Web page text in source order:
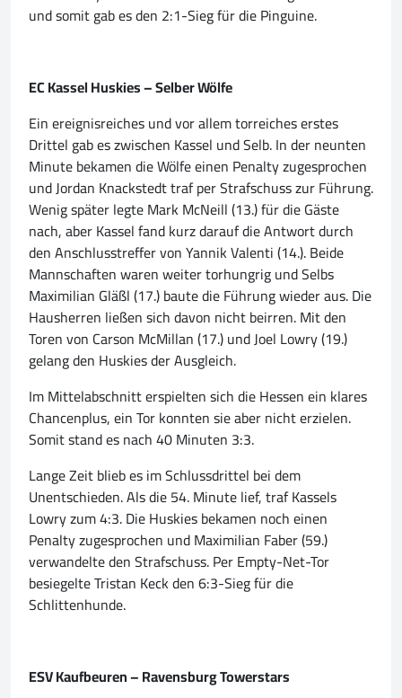
und somit gab es den 2:1-Sieg für die Pinguine.
EC Kassel Huskies – Selber Wölfe
Ein ereignisreiches und vor allem torreiches erstes
Drittel gab es zwischen Kassel und Selb. In der neunten
Minute bekamen die Wölfe einen Penalty zugesprochen
und Jordan Knackstedt traf per Strafschuss zur Führung.
Wenig später legte Mark McNeill (13.) für die Gäste
nach, aber Kassel fand kurz darauf die Antwort durch
den Anschlusstreffer von Yannik Valenti (14.). Beide
Mannschaften waren weiter torhungrig und Selbs
Maximilian Gläßl (17.) baute die Führung wieder aus. Die
Hausherren ließen sich davon nicht beirren. Mit den
Toren von Carson McMillan (17.) und Joel Lowry (19.)
gelang den Huskies der Ausgleich.
Im Mittelabschnitt erspielten sich die Hessen ein klares
Chancenplus, ein Tor konnten sie aber nicht erzielen.
Somit stand es nach 40 Minuten 3:3.
Lange Zeit blieb es im Schlussdrittel bei dem
Unentschieden. Als die 54. Minute lief, traf Kassels
Lowry zum 4:3. Die Huskies bekamen noch einen
Penalty zugesprochen und Maximilian Faber (59.)
verwandelte den Strafschuss. Per Empty-Net-Tor
besiegelte Tristan Keck den 6:3-Sieg für die
Schlittenhunde.
ESV Kaufbeuren – Ravensburg Towerstars